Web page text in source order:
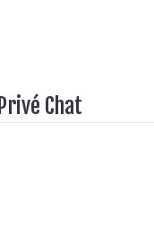
Privé Chat